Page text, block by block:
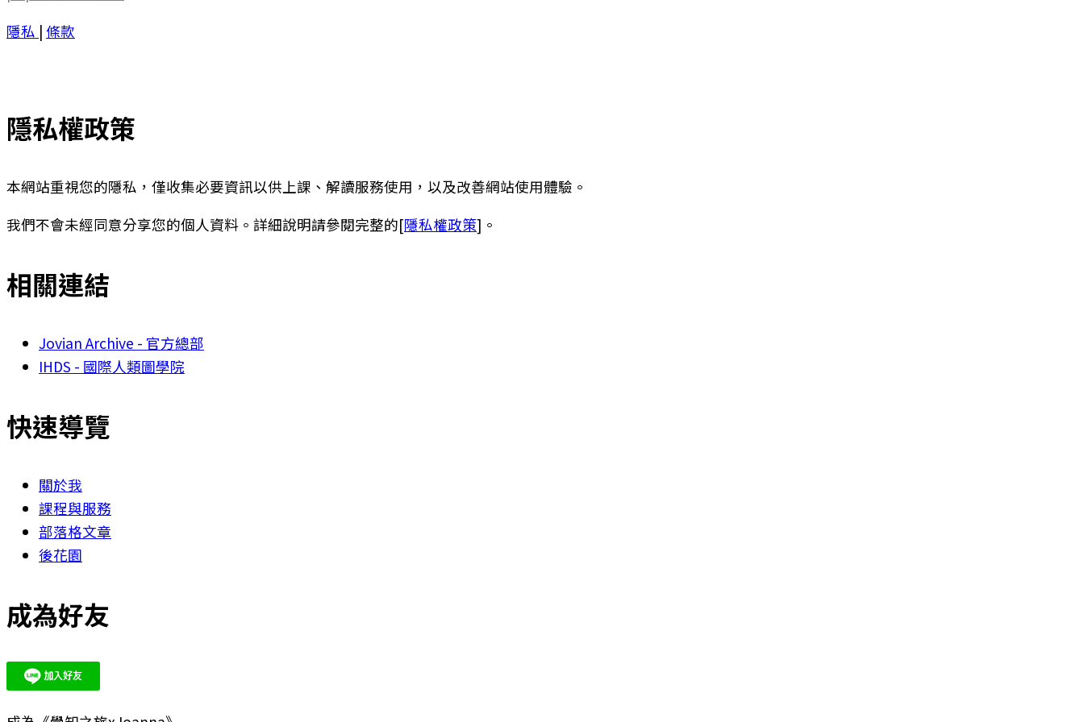
隱私 | 條款
隱私權政策
本網站重視您的隱私，僅收集必要資訊以供上課、解讀服務使用，以及改善網站使用體驗。
我們不會未經同意分享您的個人資料。詳細說明請參閱完整的[隱私權政策]。
相關連結
Jovian Archive - 官方總部
IHDS - 國際人類圖學院
快速導覽
關於我
課程與服務
部落格文章
後花園
成為好友